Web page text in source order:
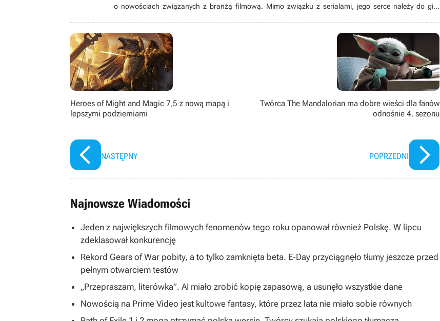
o nowościach związanych z branżą filmową. Mimo związku z serialami, jego serce należy do gier
mmorpg.org.pl. Uwielbia ponarzekać, ale oczywiście konstruktywnie i z umiarem. Na forum pisze pod
ksywką Canaton.
Heroes of Might and Magic 7,5 z nową mapą i
lepszymi podziemiami
NASTĘPNY
Twórca The Mandalorian ma dobre wieści dla fanów
odnośnie 4. sezonu
POPRZEDNI
Najnowsze Wiadomości
Jeden z największych filmowych fenomenów tego roku opanował również Polskę. W lipcu
zdeklasował konkurencję
Rekord Gears of War pobity, a to tylko zamknięta beta. E-Day przyciągnęło tłumy jeszcze przed
pełnym otwarciem testów
„Przepraszam, literówka”. AI miało zrobić kopię zapasową, a usunęło wszystkie dane
Nowością na Prime Video jest kultowe fantasy, które przez lata nie miało sobie równych